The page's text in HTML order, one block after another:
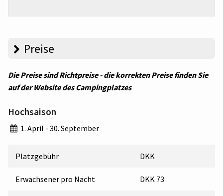
Preise
Die Preise sind Richtpreise - die korrekten Preise finden Sie
auf der Website des Campingplatzes
Hochsaison
1. April - 30. September
Platzgebühr DKK
Erwachsener pro Nacht DKK 73